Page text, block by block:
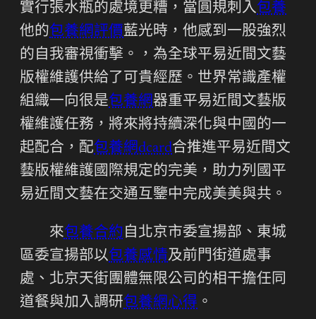
實行張水瓶的處境更糟，當圓規刺入包養
他的包養網評價藍光時，他感到一股強烈
的自我審視衝擊。，為全球平易近間文藝
版權維護供給了可貴經歷。世界常識產權
組織一向很是包養網器重平易近間文藝版
權維護任務，將來將持續深化與中國的一
起配合，配包養網dcard合推進平易近間文
藝版權維護國際規定的完美，助力列國平
易近間文藝在交通互鑒中完成美美與共。
來包養合約 自北京市委宣揚部、東城
區委宣揚部以包養感情及前門街道處事
處、北京天街團體無限公司的相干擔任同
道餐與加入調研包養網心得 。